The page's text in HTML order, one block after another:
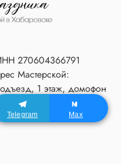
270604366791
Мастерской:
1 этаж, домофон
Telegram Max